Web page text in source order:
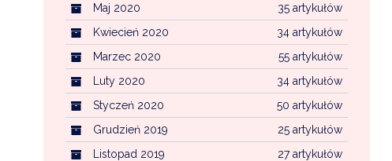
35 artykułów
Maj 2020
34 artykułów
Kwiecień 2020
55 artykułów
Marzec 2020
34 artykułów
Luty 2020
50 artykułów
Styczeń 2020
25 artykułów
Grudzień 2019
27 artykułów
Listopad 2019